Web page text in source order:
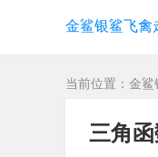
金鲨银鲨飞禽
当前位置： 金鲨
三角